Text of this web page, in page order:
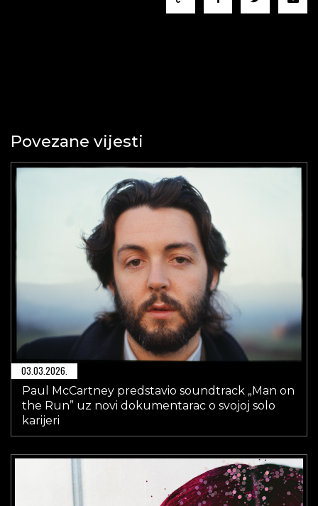
Povezane vijesti
03.03.2026.
Paul McCartney predstavio soundtrack „Man on
the Run” uz novi dokumentarac o svojoj solo
karijeri